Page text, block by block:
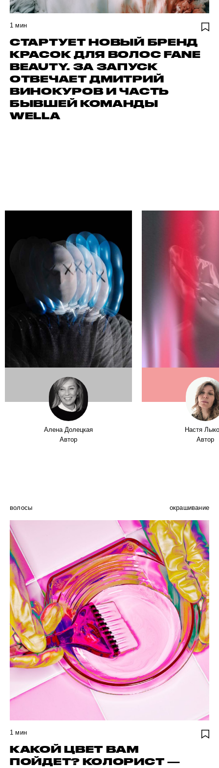
1 мин
СТАРТУЕТ НОВЫЙ БРЕНД
КРАСОК ДЛЯ ВОЛОС FANE
BEAUTY. ЗА ЗАПУСК
ОТВЕЧАЕТ ДМИТРИЙ
ВИНОКУРОВ И ЧАСТЬ
БЫВШЕЙ КОМАНДЫ
WELLA
Алена Долецкая
Автор
Настя
Автор
волосы окрашивание
1 мин
КАКОЙ ЦВЕТ ВАМ
ПОЙДЕТ? КОЛОРИСТ —